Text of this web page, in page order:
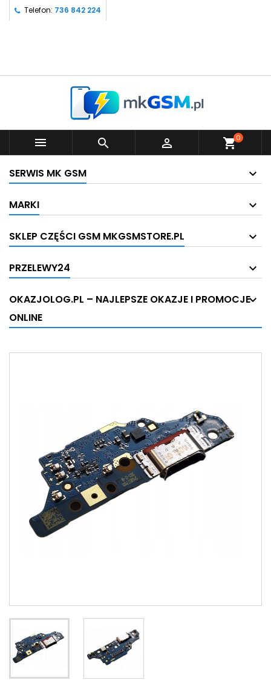
Telefon: 736 842 224
   shopping_cart0
SERWIS MK GSM
MARKI
SKLEP CZĘŚCI GSM MKGSMSTORE.PL
PRZELEWY24
OKAZJOLOG.PL – NAJLEPSZE OKAZJE I PROMOCJE
ONLINE